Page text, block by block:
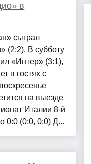
в
сыграл
(2:2). В субботу
«Интер» (3:1),
в гостях с
на выезде
Италии 8-й
0:0 (0:0, 0:0) Д...